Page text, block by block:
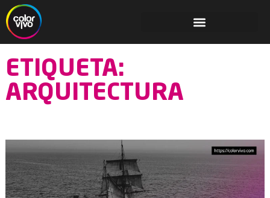
ETIQUETA:
ARQUITECTURA